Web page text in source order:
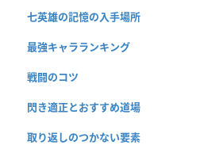
七英雄の記憶の入手場所
最強キャラランキング
戦闘のコツ
閃き適正とおすすめ道場
取り返しのつかない要素